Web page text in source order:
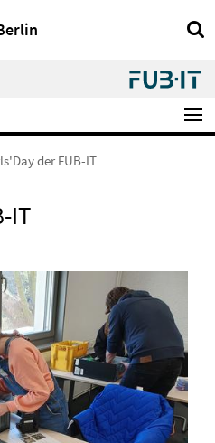
der FUB-IT
IT